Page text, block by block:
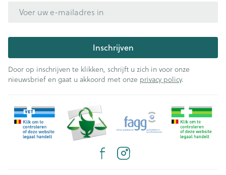
Inschrijven
Door op inschrijven te klikken, schrijft u zich in voor onze
nieuwsbrief en gaat u akkoord met onze privacy policy.